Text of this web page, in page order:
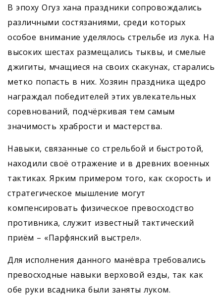
В эпоху Огуз хана праздники сопровождались
различными состязаниями, среди которых
особое внимание уделялось стрельбе из лука. На
высоких шестах размещались тыквы, и смелые
джигиты, мчащиеся на своих скакунах, старались
метко попасть в них. Хозяин праздника щедро
награждал победителей этих увлекательных
соревнований, подчёркивая тем самым
значимость храбрости и мастерства.
Навыки, связанные со стрельбой и быстротой,
находили своё отражение и в древних военных
тактиках. Ярким примером того, как скорость и
стратегическое мышление могут
компенсировать физическое превосходство
противника, служит известный тактический
приём – «Парфянский выстрел».
Для исполнения данного манёвра требовались
превосходные навыки верховой езды, так как
обе руки всадника были заняты луком.